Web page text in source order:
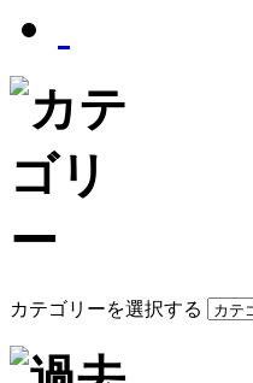
カテゴリーを選択する